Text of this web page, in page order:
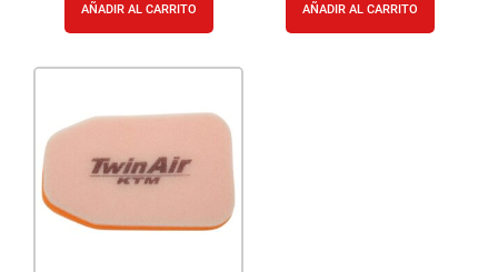
AÑADIR AL CARRITO AÑADIR AL CARRITO